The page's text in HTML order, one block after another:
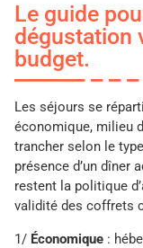
Le guide
dégustation
budget.
Les séjours se
économique, milieu
trancher selon le
présence d’un dîner
restent la politique
validité des coffrets
1/ Économique :